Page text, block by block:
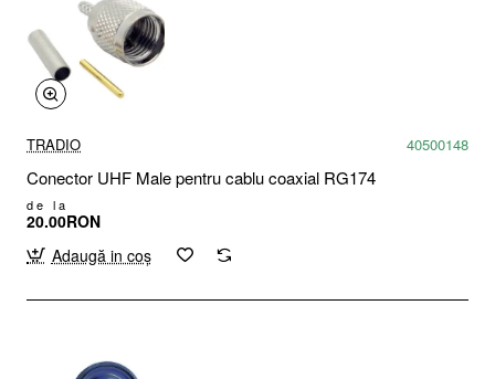
TRADIO 40500148
Conector UHF Male pentru cablu coaxial RG174
de la
20.00RON
Adaugă in coş